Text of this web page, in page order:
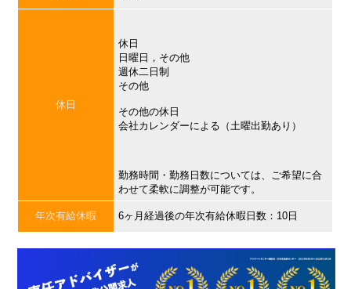
休日
休日
日曜日，その他
週休二日制
その他
その他の休日
会社カレンダーによる（土曜出勤あり）
勤務時間・勤務日数については、ご希望に合
わせて柔軟に調整が可能です。
年次有給休暇 6ヶ月経過後の年次有給休暇日数：10日